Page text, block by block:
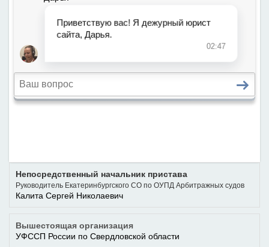
Непосредственный начальник пристава
Руководитель Екатеринбургского СО по ОУПД Арбитражных судов
Калита Сергей Николаевич
Вышестоящая организация
УФССП России по Свердловской области